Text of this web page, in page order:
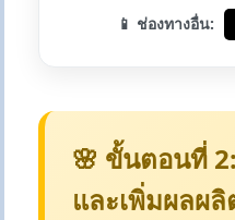
📱 ช่องทางอื่น:
🌸 ขั้นตอนที่
และเพิ่มผลผลิ